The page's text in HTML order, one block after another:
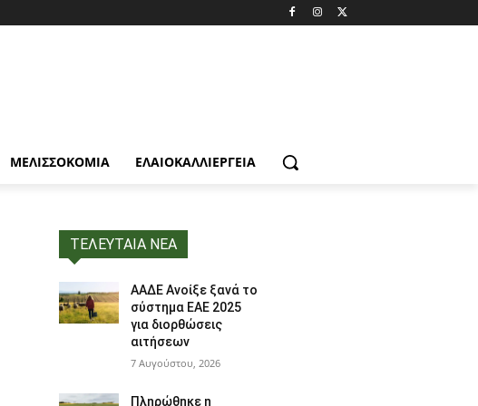
ΜΕΛΙΣΣΟΚΟΜΙΑ ΕΛΑΙΟΚΑΛΛΙΈΡΓΕΙΑ
ΤΕΛΕΥΤΑΙΑ ΝΕΑ
ΑΑΔΕ Ανοίξε ξανά το
σύστημα ΕΑΕ 2025
για διορθώσεις
αιτήσεων
7 Αυγούστου, 2026
Πληρώθηκε η